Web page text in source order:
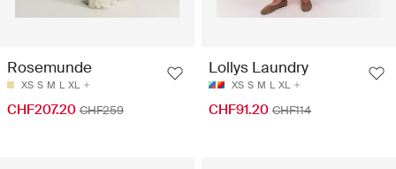
Rosemunde
XS S M L XL
CHF207.20 CHF259
Lollys Laundry
XS S M L XL
CHF91.20 CHF114